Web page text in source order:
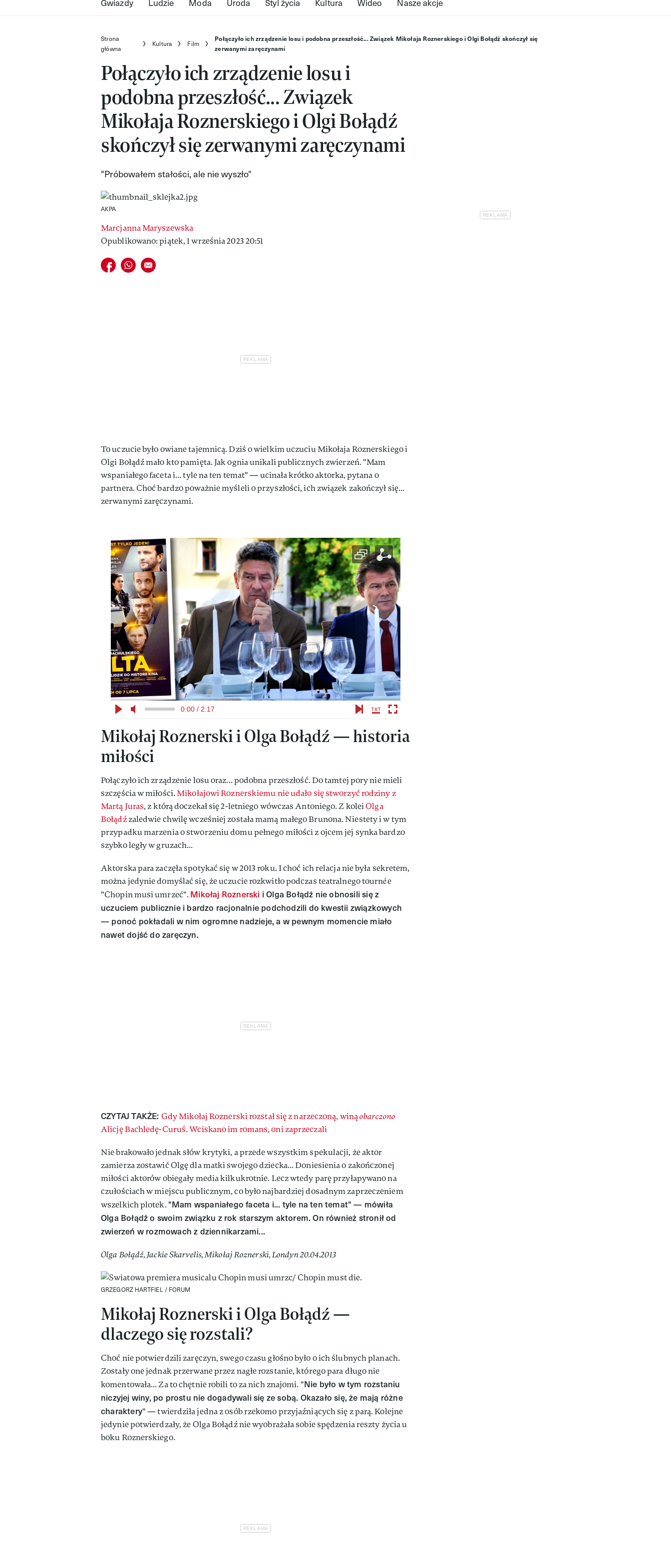
Strona
główna
Kultura Film
Połączyło ich zrządzenie losu i podobna przeszłość... Związek Mikołaja Roznerskiego i Olgi Bołądź skończył się
zerwanymi zaręczynami
Połączyło ich zrządzenie losu i
podobna przeszłość... Związek
Mikołaja Roznerskiego i Olgi Bołądź
skończył się zerwanymi zaręczynami
"Próbowałem stałości, ale nie wyszło"
AKPA
Marcjanna Maryszewska
Opublikowano: piątek, 1 września 2023 20:51
Udostępnij na facebook
Udostępnij na whatsapp
E-mail do przyjaciela
To uczucie było owiane tajemnicą. Dziś o wielkim uczuciu Mikołaja Roznerskiego i
Olgi Bołądź mało kto pamięta. Jak ognia unikali publicznych zwierzeń. "Mam
wspaniałego faceta i... tyle na ten temat" — ucinała krótko aktorka, pytana o
partnera. Choć bardzo poważnie myśleli o przyszłości, ich związek zakończył się...
zerwanymi zaręczynami.
0:00 / 2:17
Mikołaj Roznerski i Olga Bołądź — historia
miłości
Połączyło ich zrządzenie losu oraz... podobna przeszłość. Do tamtej pory nie mieli
szczęścia w miłości.Mikołajowi Roznerskiemu nie udało się stworzyć rodziny z
Martą Juras, z którą doczekał się 2-letniego wówczas Antoniego. Z koleiOlga
Bołądźzaledwie chwilę wcześniej została mamą małego Brunona. Niestety i w tym
przypadku marzenia o stworzeniu domu pełnego miłości z ojcem jej synka bardzo
szybko legły w gruzach...
Aktorska para zaczęła spotykać się w 2013 roku. I choć ich relacja nie była sekretem,
można jedynie domyślać się, że uczucie rozkwitło podczas teatralnego tournée
"Chopin musi umrzeć". Mikołaj Roznerski i Olga Bołądź nie obnosili się z
uczuciem publicznie i bardzo racjonalnie podchodzili do kwestii związkowych
— ponoć pokładali w nim ogromne nadzieje, a w pewnym momencie miało
nawet dojść do zaręczyn.
CZYTAJ TAKŻE: Gdy Mikołaj Roznerski rozstał się z narzeczoną, winąobarczono
Alicję Bachledę-Curuś. Wciskano im romans, oni zaprzeczali
Nie brakowało jednak słów krytyki, a przede wszystkim spekulacji, że aktor
zamierza zostawić Olgę dla matki swojego dziecka... Doniesienia o zakończonej
miłości aktorów obiegały media kilkukrotnie. Lecz wtedy parę przyłapywano na
czułościach w miejscu publicznym, co było najbardziej dosadnym zaprzeczeniem
wszelkich plotek. "Mam wspaniałego faceta i... tyle na ten temat" — mówiła
Olga Bołądź o swoim związku z rok starszym aktorem. On również stronił od
zwierzeń w rozmowach z dziennikarzami...
Olga Bołądź, Jackie Skarvelis, Mikołaj Roznerski, Londyn 20.04.2013
GRZEGORZ HARTFIEL / FORUM
Mikołaj Roznerski i Olga Bołądź —
dlaczego się rozstali?
Choć nie potwierdzili zaręczyn, swego czasu głośno było o ich ślubnych planach.
Zostały one jednak przerwane przez nagłe rozstanie, którego para długo nie
komentowała... Za to chętnie robili to za nich znajomi. "Nie było w tym rozstaniu
niczyjej winy, po prostu nie dogadywali się ze sobą. Okazało się, że mają różne
charaktery" — twierdziła jedna z osób rzekomo przyjaźniących się z parą. Kolejne
jedynie potwierdzały, że Olga Bołądź nie wyobrażała sobie spędzenia reszty życia u
boku Roznerskiego.